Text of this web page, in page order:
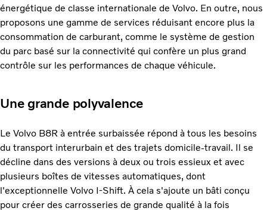
énergétique de classe internationale de Volvo. En outre, nous
proposons une gamme de services réduisant encore plus la
consommation de carburant, comme le système de gestion
du parc basé sur la connectivité qui confère un plus grand
contrôle sur les performances de chaque véhicule.
Une grande polyvalence
Le Volvo B8R à entrée surbaissée répond à tous les besoins
du transport interurbain et des trajets domicile-travail. Il se
décline dans des versions à deux ou trois essieux et avec
plusieurs boîtes de vitesses automatiques, dont
l'exceptionnelle Volvo I-Shift. À cela s'ajoute un bâti conçu
pour créer des carrosseries de grande qualité à la fois